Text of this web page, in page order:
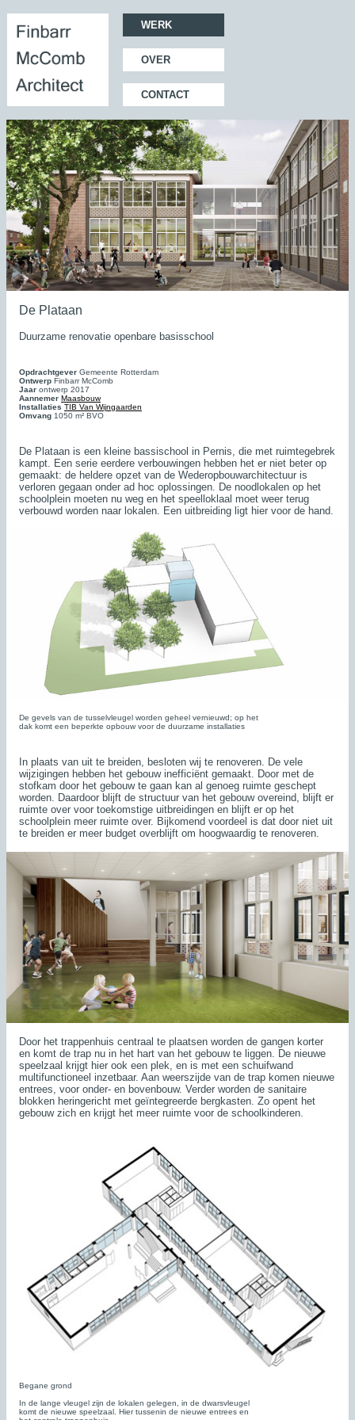
WERK
OVER
CONTACT
De Plataan
Duurzame renovatie openbare basisschool
Opdrachtgever Gemeente Rotterdam
Ontwerp Finbarr McComb
Jaar ontwerp 2017
Aannemer Maasbouw
Installaties TIB Van Wijngaarden
Omvang 1050 m² BVO
De Plataan is een kleine bassischool in Pernis, die met ruimtegebrek
kampt. Een serie eerdere verbouwingen hebben het er niet beter op
gemaakt: de heldere opzet van de Wederopbouwarchitectuur is
verloren gegaan onder ad hoc oplossingen. De noodlokalen op het
schoolplein moeten nu weg en het speelloklaal moet weer terug
verbouwd worden naar lokalen. Een uitbreiding ligt hier voor de hand.
De gevels van de tusselvleugel worden geheel vernieuwd; op het
dak komt een beperkte opbouw voor de duurzame installaties
In plaats van uit te breiden, besloten wij te renoveren. De vele
wijzigingen hebben het gebouw inefficiënt gemaakt. Door met de
stofkam door het gebouw te gaan kan al genoeg ruimte geschept
worden. Daardoor blijft de structuur van het gebouw overeind, blijft er
ruimte over voor toekomstige uitbreidingen en blijft er op het
schoolplein meer ruimte over. Bijkomend voordeel is dat door niet uit
te breiden er meer budget overblijft om hoogwaardig te renoveren.
Door het trappenhuis centraal te plaatsen worden de gangen korter
en komt de trap nu in het hart van het gebouw te liggen. De nieuwe
speelzaal krijgt hier ook een plek, en is met een schuifwand
multifunctioneel inzetbaar. Aan weerszijde van de trap komen nieuwe
entrees, voor onder- en bovenbouw. Verder worden de sanitaire
blokken heringericht met geïntegreerde bergkasten. Zo opent het
gebouw zich en krijgt het meer ruimte voor de schoolkinderen.
Begane grond
In de lange vleugel zijn de lokalen gelegen, in de dwarsvleugel
komt de nieuwe speelzaal. Hier tussenin de nieuwe entrees en